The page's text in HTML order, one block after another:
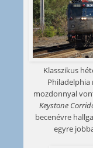
Klasszikus
Philadelphia
mozdonnyal
Keystone
becenévre
egyre